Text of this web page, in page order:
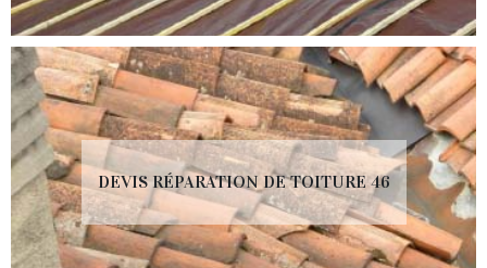
DEVIS RÉPARATION DE TOITURE 46